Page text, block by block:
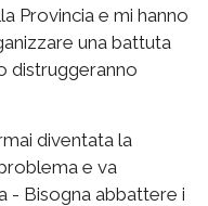
Provincia e mi hanno
una battuta
distruggeranno
diventata la
e va
- Bisogna abbattere i